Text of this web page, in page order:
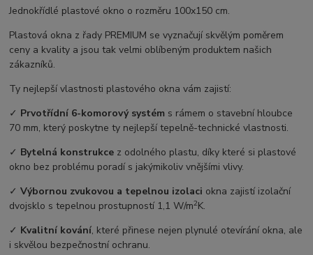
Jednokřídlé plastové okno o rozměru 100x150 cm.
Plastová okna z řady PREMIUM se vyznačují skvělým poměrem
ceny a kvality a jsou tak velmi oblíbeným produktem našich
zákazníků.
Ty nejlepší vlastnosti plastového okna vám zajistí:
✓ Prvotřídní 6-komorový systém s rámem o stavební hloubce
70 mm, který poskytne ty nejlepší tepelně-technické vlastnosti.
✓ Bytelná konstrukce z odolného plastu, díky které si plastové
okno bez problému poradí s jakýmikoliv vnějšími vlivy.
✓Výbornou zvukovou a tepelnou izolaci okna zajistí izolační
dvojsklo s tepelnou prostupností 1,1 W/m2K.
✓ Kvalitní kování, které přinese nejen plynulé otevírání okna, ale
i skvělou bezpečnostní ochranu.